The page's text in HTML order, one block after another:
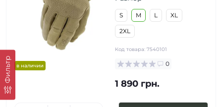
Фильтр в наличии
S M L XL
2XL
Код товара: 7540101
0
1 890 грн.